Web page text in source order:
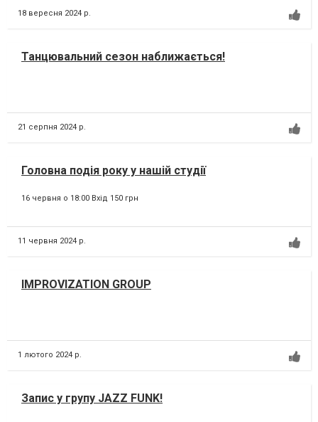
18 вересня 2024 р.
Танцювальний сезон наближається!
21 серпня 2024 р.
Головна подія року у нашій студії
16 червня о 18:00 Вхід 150 грн
11 червня 2024 р.
IMPROVIZATION GROUP
1 лютого 2024 р.
Запис у групу JAZZ FUNK!